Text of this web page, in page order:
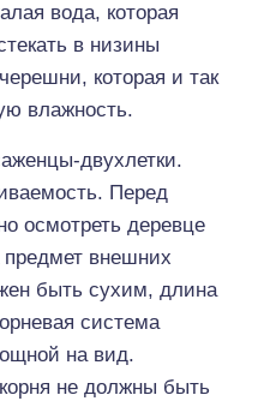
вода, которая
в низины
которая и так
влажность.
двухлетки.
Перед
осмотреть деревце
предмет внешних
быть сухим, длина
система
на вид.
не должны быть